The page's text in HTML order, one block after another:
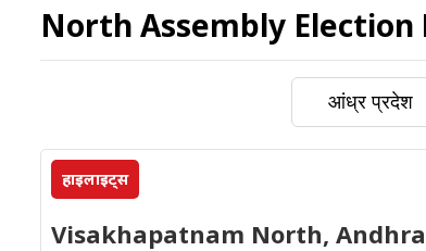
North Assembly Election
हाइलाइट्स
Visakhapatnam North,